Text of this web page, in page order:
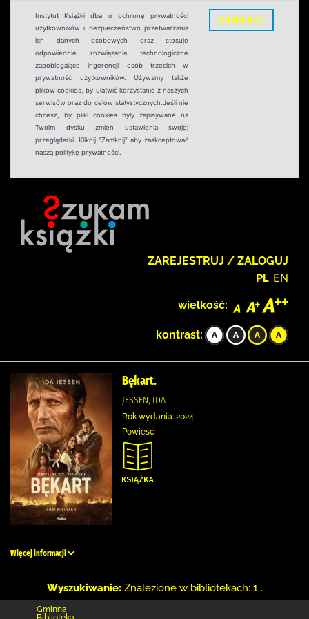
Instytut Książki dba o ochronę prywatności
użytkowników i bezpieczeństwo przetwarzania
ich danych osobowych oraz stosuje
odpowiednie rozwiązania technologiczne
zapobiegające ingerencji osób trzecich w
prywatność użytkowników. Używamy także
plików cookies, by ułatwić korzystanie z naszych
serwisów oraz do celów statystycznych.Jeśli nie
chcesz, by pliki cookies były zapisywane na
Twoim dysku zmień ustawienia swojej
przeglądarki. Kliknij "Zamknij" aby zaakceptować
naszą politykę prywatności.
ZAMKNIJ
ZAREJESTRUJ / ZALOGUJ
PL EN
wielkość:
kontrast:
Bękart.
JESSEN, IDA
Rok wydania: 2024.
Powieść
Więcej informacji
Wyszukiwanie: Znalezione w bibliotekach: 1 .
Gminna